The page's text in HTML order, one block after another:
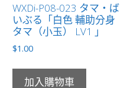
WXDi-P08-023 タマ・ば
いぶる「白色 輔助分身
タマ（小玉） LV1 」
$1.00
加入購物車